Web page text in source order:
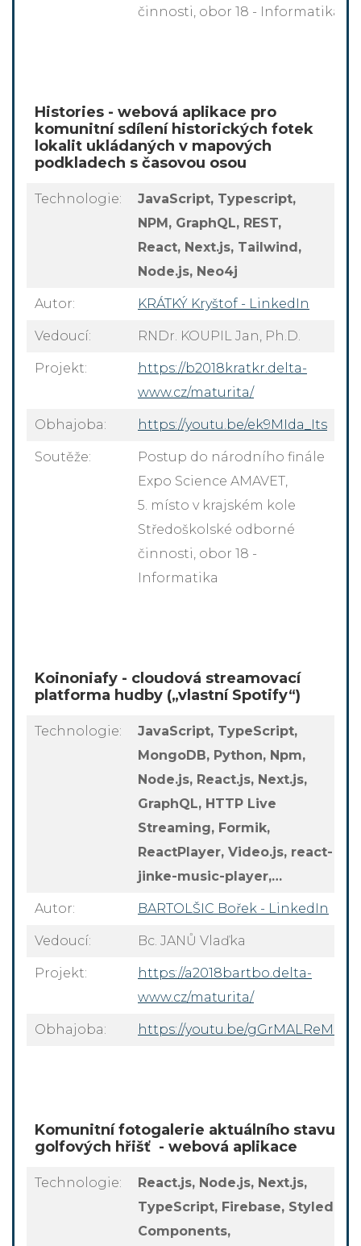
činnosti, obor 18 - Informatika
Histories - webová aplikace pro
komunitní sdílení historických fotek
lokalit ukládaných v mapových
podkladech s časovou osou
Technologie:
JavaScript, Typescript,
NPM, GraphQL, REST,
React, Next.js, Tailwind,
Node.js, Neo4j
Autor: KRÁTKÝ Kryštof - LinkedIn
Vedoucí: RNDr. KOUPIL Jan, Ph.D.
Projekt:
https://b2018kratkr.delta-
www.cz/maturita/
Obhajoba: https://youtu.be/ek9MIda_Its
Soutěže:
Postup do národního finále
Expo Science AMAVET,
5. místo v krajském kole
Středoškolské odborné
činnosti, obor 18 -
Informatika
Koinoniafy - cloudová streamovací
platforma hudby („vlastní Spotify“)
Technologie:
JavaScript, TypeScript,
MongoDB, Python, Npm,
Node.js, React.js, Next.js,
GraphQL, HTTP Live
Streaming, Formik,
ReactPlayer, Video.js, react-
jinke-music-player,…
Autor: BARTOLŠIC Bořek - LinkedIn
Vedoucí: Bc. JANŮ Vlaďka
Projekt:
https://a2018bartbo.delta-
www.cz/maturita/
Obhajoba: https://youtu.be/gGrMALReMo4
Komunitní fotogalerie aktuálního stavu
golfových hřišť - webová aplikace
Technologie:
React.js, Node.js, Next.js,
TypeScript, Firebase, Styled
Components,